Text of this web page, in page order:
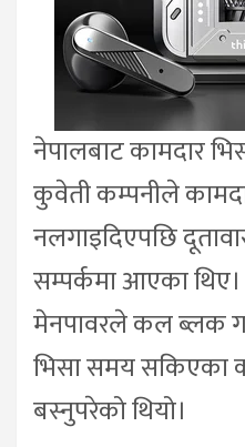
नेपालबाट कामदार
कुवेती कम्पनीले
नलगाइदिएपछि
सम्पर्कमा आएका
मेनपावरले कल ब्लक
भिसा समय सकिएका
बस्नुपरेको थियो।